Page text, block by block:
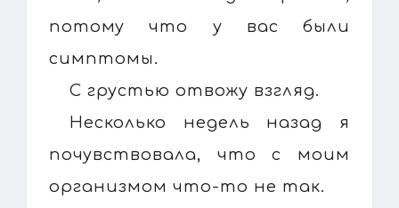
потому что у вас были
симптомы.
С грустью отвожу взгляд.
Несколько недель назад я
почувствовала, что с моим
организмом что-то не так.